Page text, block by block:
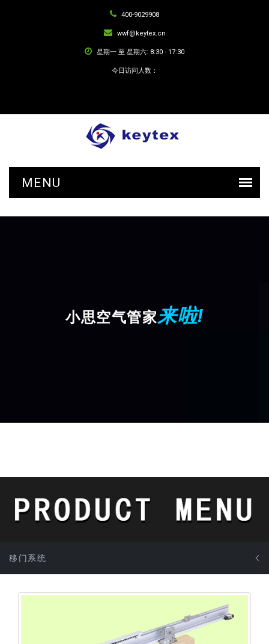
400-9029908
wwf@keytex.cn
星期一 至 星期六: 8:30 - 17:30
今日访问人数：
小思空气管家来啦!
移门系统